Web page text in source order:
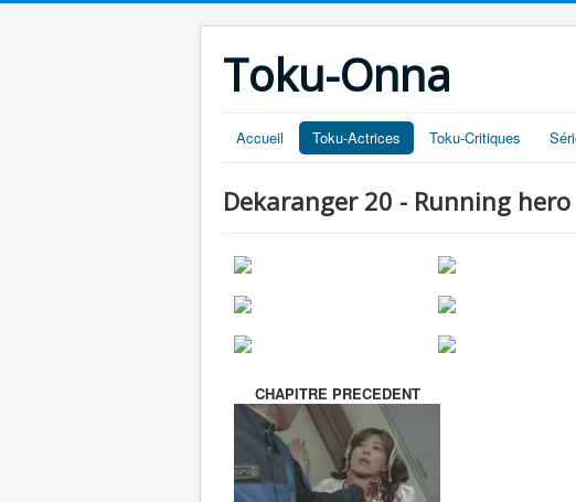
Toku-Onna
Accueil Toku-Actrices Toku-Critiques
Dekaranger 20 - Running hero
CHAPITRE PRECEDENT